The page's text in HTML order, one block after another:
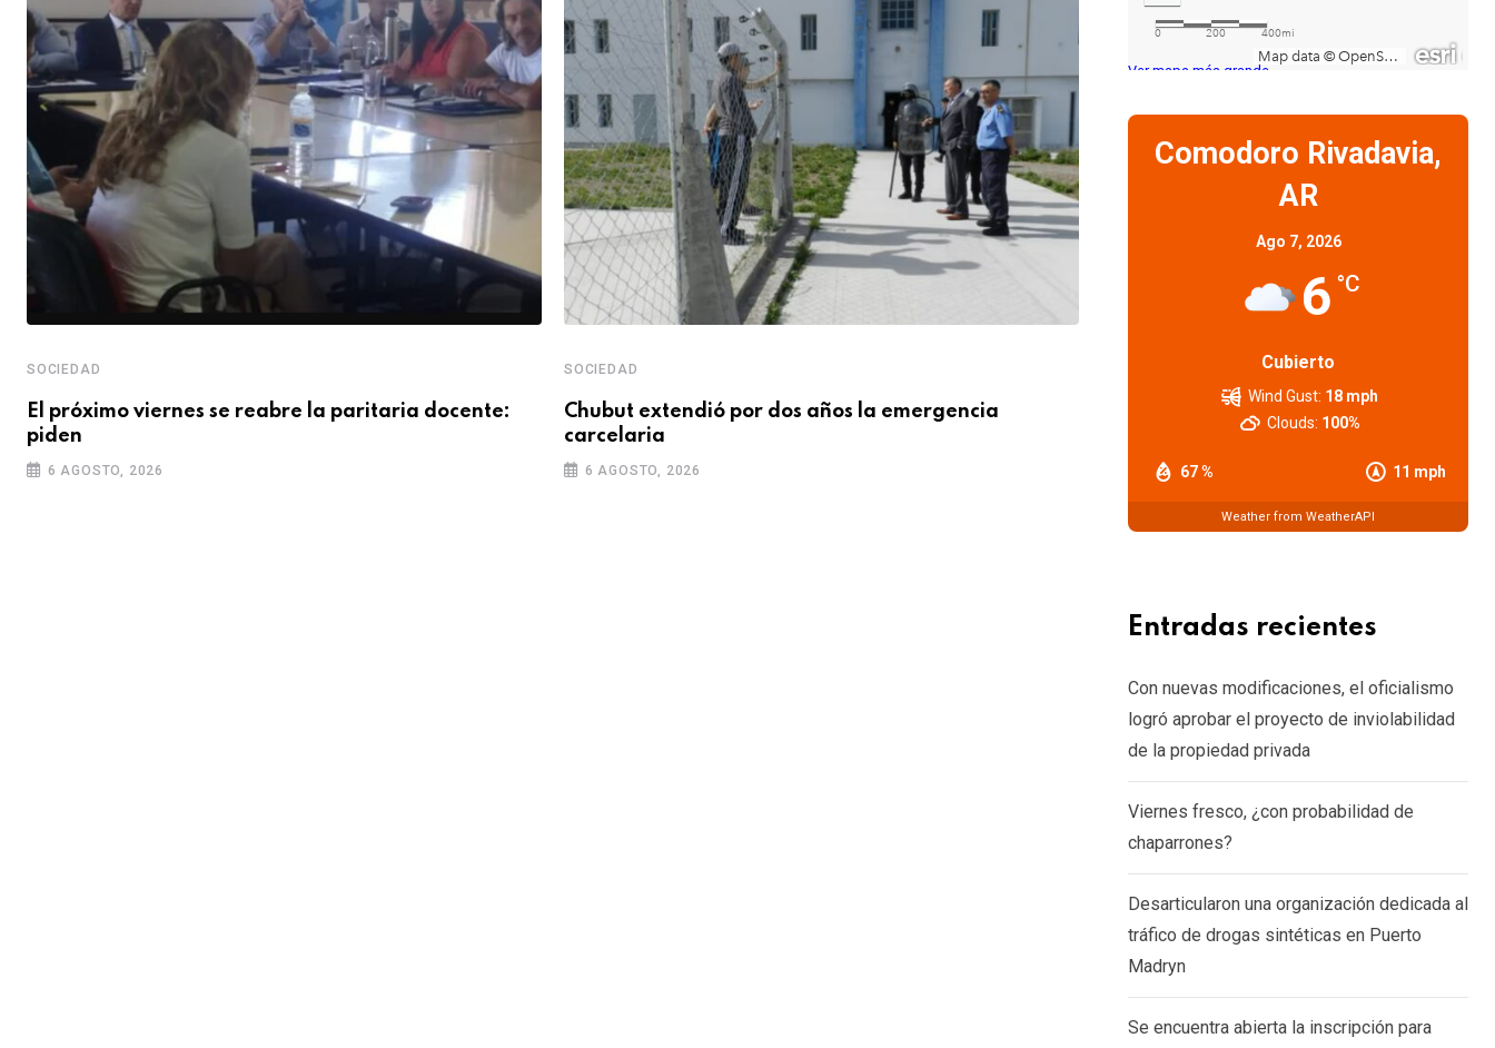
SOCIEDAD
El próximo viernes se reabre la paritaria docente:
piden
6 AGOSTO, 2026
SOCIEDAD
Chubut extendió por dos años la emergencia
carcelaria
6 AGOSTO, 2026
El Ente Patagónico del Deporte
Ver mapa más grande
Comodoro Rivadavia,
AR
Ago 7, 2026
6 °C
Cubierto
67 % 11 mph
Wind Gust: 18 mph
Clouds: 100%
Weather from WeatherAPI
Entradas recientes
Con nuevas modificaciones, el oficialismo
logró aprobar el proyecto de inviolabilidad
de la propiedad privada
Viernes fresco, ¿con probabilidad de
chaparrones?
Desarticularon una organización dedicada al
tráfico de drogas sintéticas en Puerto
Madryn
Se encuentra abierta la inscripción para